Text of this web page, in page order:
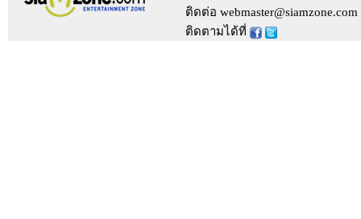
ติดต่อ webmaster@siamzone.com
ติดตามได้ที่